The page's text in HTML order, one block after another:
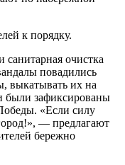
к порядку.
очистка
повадились
выкатывать их на
были зафиксированы
«Если силу
— предлагают
бережно